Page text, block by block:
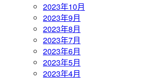
2023年10月
2023年9月
2023年8月
2023年7月
2023年6月
2023年5月
2023年4月